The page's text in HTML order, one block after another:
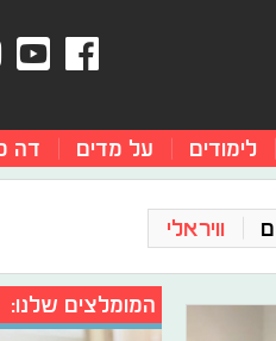
לימודים על מדים דה
וויראלי
המומלצים שלנו: